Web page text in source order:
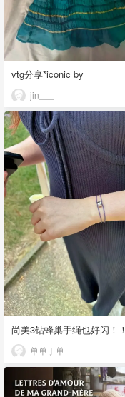
vtg分享*iconic by ___
jin___
尚美3钻蜂巢手绳也好闪！！
单单丁单